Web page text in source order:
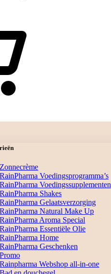
Zonnecrème
RainPharma Voedingsprogramma’s
RainPharma Voedingssupplementen
RainPharma Shakes
RainPharma Gelaatsverzorging
RainPharma Natural Make Up
RainPharma Aroma Special
RainPharma Essentiële Olie
RainPharma Home
RainPharma Geschenken
Promo
Rainpharma Webshop all-in-one